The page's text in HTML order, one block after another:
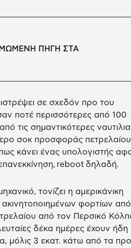
ΠΗΓΗ ΣΤΑ
σε σχεδόν προ του
ποτέ περισσότερες από 100
τις σημαντικότερες
σοκ προσφοράς πετρελαίου
κάνει ένας υπολογιστής
reboot δηλαδή.
τονίζει η αμερικάνικη
φορτίων
από τον Περσικό
δέκα ημέρες έχουν ήδη
μόλις 3 εκατ. κάτω από τα προ